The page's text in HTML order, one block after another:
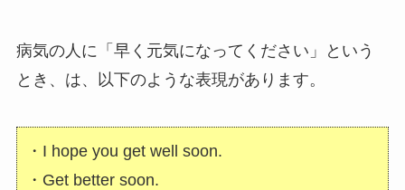
病気の人に「早く元気になってください」という
とき、は、以下のような表現があります。
・I hope you get well soon.
・Get better soon.